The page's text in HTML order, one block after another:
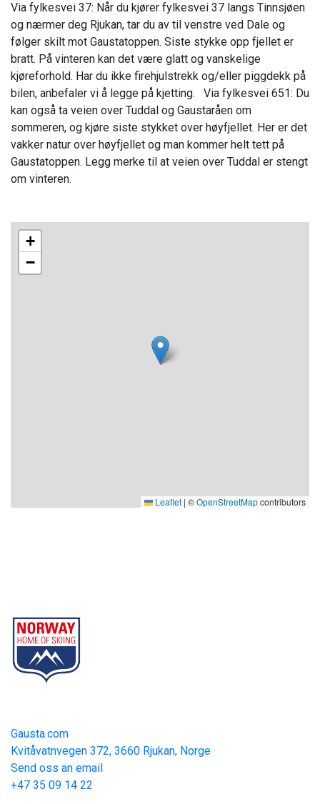
Via fylkesvei 37: Når du kjører fylkesvei 37 langs Tinnsjøen
og nærmer deg Rjukan, tar du av til venstre ved Dale og
følger skilt mot Gaustatoppen. Siste stykke opp fjellet er
bratt. På vinteren kan det være glatt og vanskelige
kjøreforhold. Har du ikke firehjulstrekk og/eller piggdekk på
bilen, anbefaler vi å legge på kjetting. Via fylkesvei 651: Du
kan også ta veien over Tuddal og Gaustaråen om
sommeren, og kjøre siste stykket over høyfjellet. Her er det
vakker natur over høyfjellet og man kommer helt tett på
Gaustatoppen. Legg merke til at veien over Tuddal er stengt
om vinteren.
+
−
Leaflet | ©OpenStreetMapcontributors
Gausta.com
Kvitåvatnvegen 372, 3660 Rjukan, Norge
Send oss an email
+47 35 09 14 22